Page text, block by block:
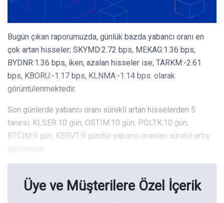
Bugün çıkan raporumuzda, günlük bazda yabancı oranı en
çok artan hisseler; SKYMD:2.72 bps, MEKAG:1.36 bps,
BYDNR:1.36 bps, iken, azalan hisseler ise; TARKM:-2.61
bps, KBORU:-1.17 bps, KLNMA:-1.14 bps. olarak
görüntülenmektedir.
Son günlerde yabancı oranı sürekli artan hisselerden 5
tanesi; KLSER:10 gün, OSTIM:10 gün, POLTK:10 gün,
BTCIM:9 gün, KERVT:9 gündür yabancı oranları sürekli artış
gösteriyor.
Üye ve Müşterilere Özel İçerik